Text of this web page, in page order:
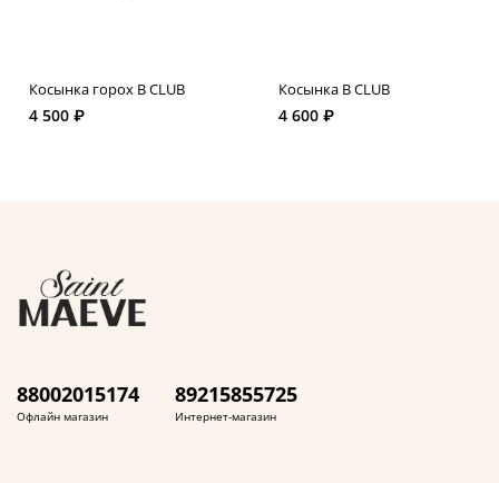
Косынка горох B CLUB
4 500 ₽
Косынка B CLUB
4 600 ₽
88002015174
Офлайн магазин
89215855725
Интернет-магазин